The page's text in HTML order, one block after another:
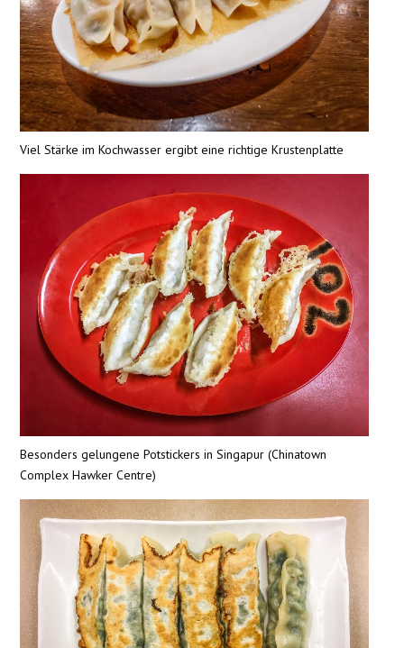
Viel Stärke im Kochwasser ergibt eine richtige Krustenplatte
Besonders gelungene Potstickers in Singapur (Chinatown
Complex Hawker Centre)